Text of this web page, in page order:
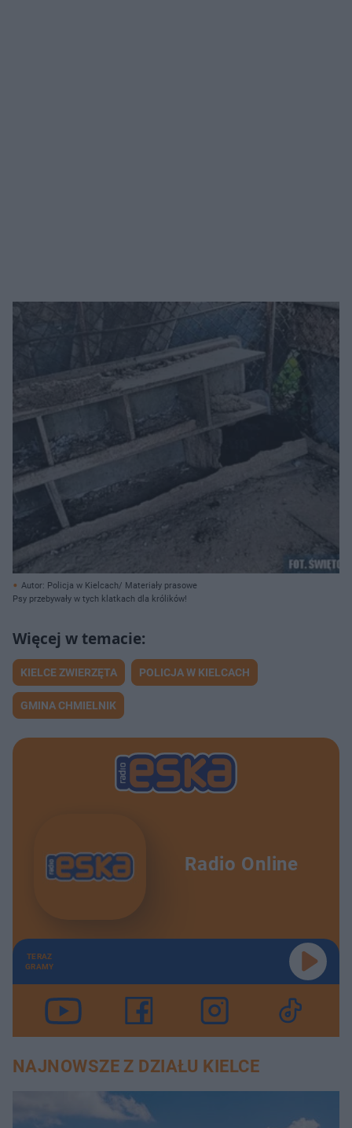
Autor: Policja w Kielcach/ Materiały prasowe
Psy przebywały w tych klatkach dla królików!
KIELCE ZWIERZĘTA POLICJA W KIELCACH
GMINA CHMIELNIK
Radio Online
TERAZ
GRAMY
NAJNOWSZE Z DZIAŁU KIELCE